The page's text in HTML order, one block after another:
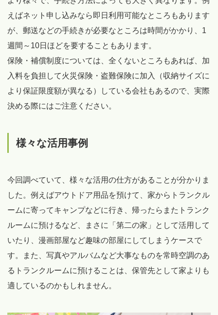
えばネット申し込みなら即日利用可能なところもあります
が、郵送などの手続きが必要なところは時間がかかり、1
週間～10日ほどを要することもあります。
保険・補償制度については、全くないところもあれば、加
入料を負担して火災保険・盗難保険に加入（収納サイズに
より保証限度額が異なる）している会社もあるので、実際
決める際にはご注意ください。
様々な活用事例
今回調べていて、様々な活用の仕方があることが分かりま
した。例えばアウトドア用品を預けて、家からトランクル
ームに寄ってキャンプなどに行き、帰ったらまたトランク
ルームに預けるなど、まさに「第二の家」として活用して
いたり、漫画部屋など趣味の部屋にしてしまうケースで
す。また、写真やアルバムなど大事なものを常時空調のあ
るトランクルームに預けることは、保管先として家よりも
適しているのかもしれません。